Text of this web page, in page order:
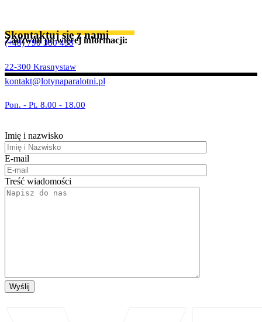
Skontaktuj się z nami
Zadzwoń po więcej informacji:
(+48) 790 380 498
22-300 Krasnystaw
kontakt@lotynaparalotni.pl
Pon. - Pt. 8.00 - 18.00
Imię i nazwisko
E-mail
Treść wiadomości
Wyślij